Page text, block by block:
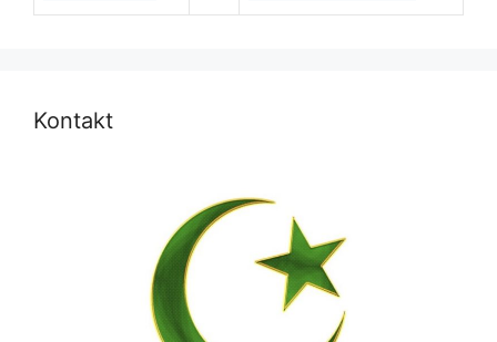
Kontakt